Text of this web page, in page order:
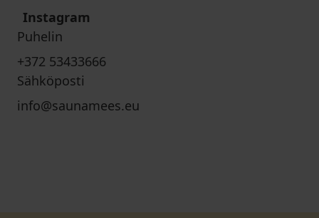
Instagram
Puhelin
+372 53433666
Sähköposti
info@saunamees.eu